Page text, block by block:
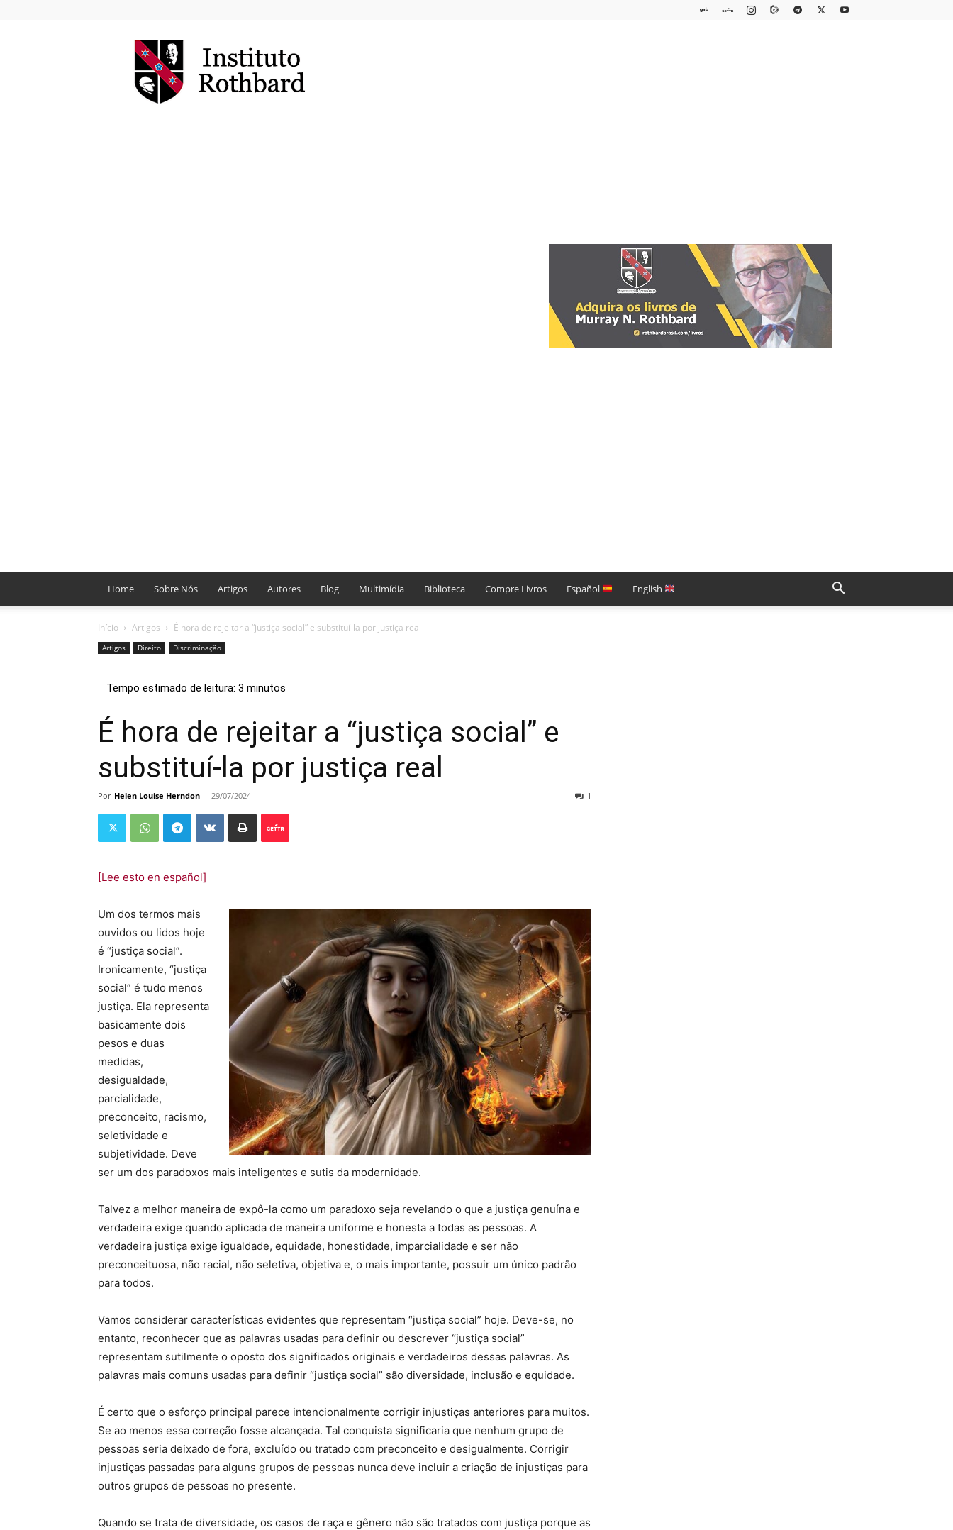
Instituto
Rothbard
Brasil
Home Sobre Nós Artigos Autores Blog Multimídia Biblioteca Compre Livros Español English
Início Artigos É hora de rejeitar a “justiça social” e substituí-la por justiça real
Artigos Direito Discriminação
É hora de rejeitar a “justiça social” e
substituí-la por justiça real
Por Helen Louise Herndon - 29/07/2024 1
[Lee esto en español]
Um dos termos mais
ouvidos ou lidos hoje
é “justiça social”.
Ironicamente, “justiça
social” é tudo menos
justiça. Ela representa
basicamente dois
pesos e duas
medidas,
desigualdade,
parcialidade,
preconceito, racismo,
seletividade e
subjetividade. Deve
ser um dos paradoxos mais inteligentes e sutis da modernidade.
Talvez a melhor maneira de expô-la como um paradoxo seja revelando o que a justiça genuína e
verdadeira exige quando aplicada de maneira uniforme e honesta a todas as pessoas. A
verdadeira justiça exige igualdade, equidade, honestidade, imparcialidade e ser não
preconceituosa, não racial, não seletiva, objetiva e, o mais importante, possuir um único padrão
para todos.
Vamos considerar características evidentes que representam “justiça social” hoje. Deve-se, no
entanto, reconhecer que as palavras usadas para definir ou descrever “justiça social”
representam sutilmente o oposto dos significados originais e verdadeiros dessas palavras. As
palavras mais comuns usadas para definir “justiça social” são diversidade, inclusão e equidade.
É certo que o esforço principal parece intencionalmente corrigir injustiças anteriores para muitos.
Se ao menos essa correção fosse alcançada. Tal conquista significaria que nenhum grupo de
pessoas seria deixado de fora, excluído ou tratado com preconceito e desigualmente. Corrigir
injustiças passadas para alguns grupos de pessoas nunca deve incluir a criação de injustiças para
outros grupos de pessoas no presente.
Quando se trata de diversidade, os casos de raça e gênero não são tratados com justiça porque as